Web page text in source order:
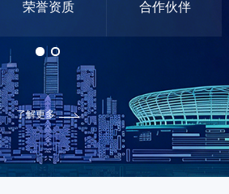
荣誉资质 合作伙伴
了解更多